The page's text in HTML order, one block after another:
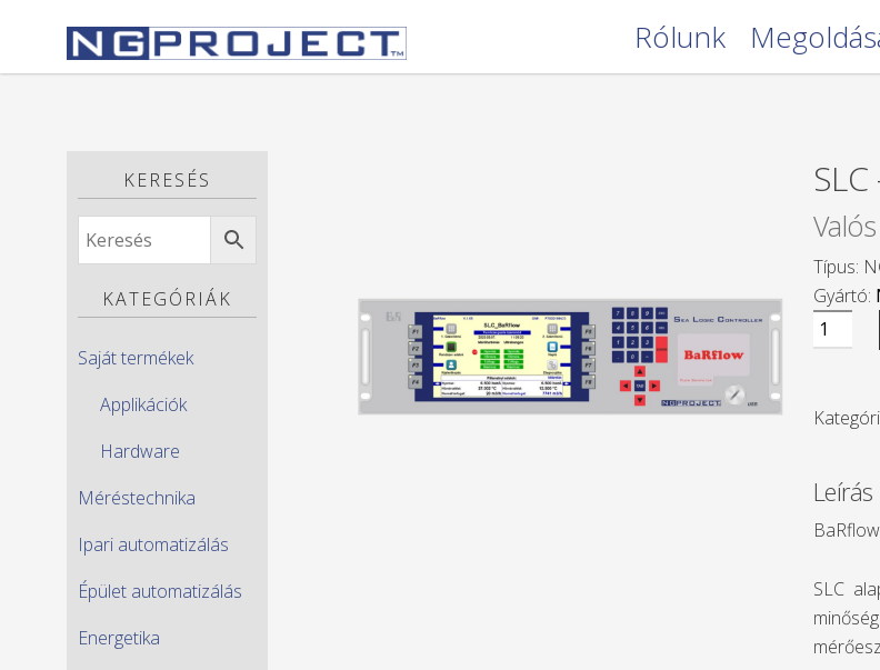
Rólunk
KERESÉS
KATEGÓRIÁK
Saját termékek
Applikációk
Hardware
Méréstechnika
Ipari automatizálás
Épület automatizálás
Energetika
Típus:
Gyártó:
SLC
-
Leírás
SLC